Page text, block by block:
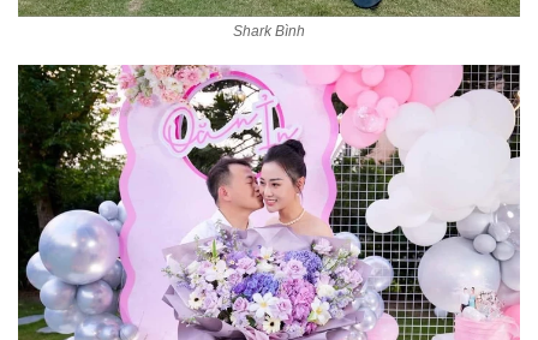
Shark Bình